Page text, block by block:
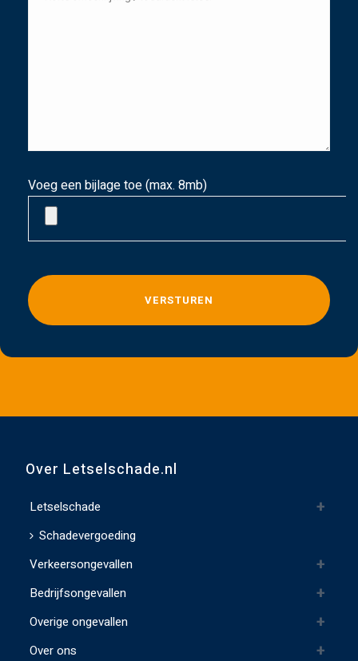
Voeg een bijlage toe (max. 8mb)
G
e
l
e
d
t
e
l
e
g
t
Over Letselschade.nl
Letselschade
Schadevergoeding
Verkeersongevallen
Bedrijfsongevallen
Overige ongevallen
Over ons